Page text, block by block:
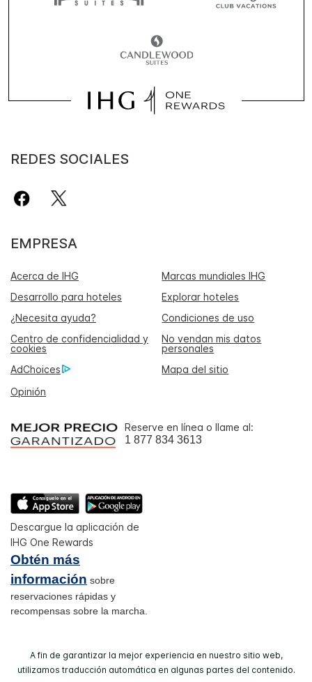
REDES SOCIALES
EMPRESA
Acerca de IHG
Marcas mundiales IHG
Desarrollo para hoteles
Explorar hoteles
¿Necesita ayuda?
Condiciones de uso
Centro de confidencialidad y
cookies
No vendan mis datos
personales
AdChoices
Mapa del sitio
Opinión
Reserve en línea o llame al:
1 877 834 3613
Descargue la aplicación de
IHG One Rewards
Obtén más
información sobre
reservaciones rápidas y
recompensas sobre la marcha.
A fin de garantizar la mejor experiencia en nuestro sitio web,
utilizamos traducción automática en algunas partes del contenido.